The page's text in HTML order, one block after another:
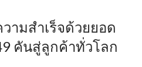
ามสำเร็จด้วยยอด
คันสู่ลูกค้าทั่วโลก